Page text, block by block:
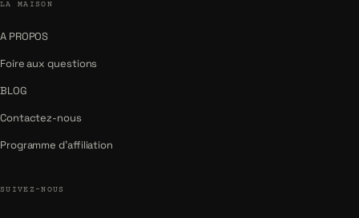
LA MAISON
A PROPOS
Foire aux questions
BLOG
Contactez-nous
Programme d'affiliation
SUIVEZ-NOUS